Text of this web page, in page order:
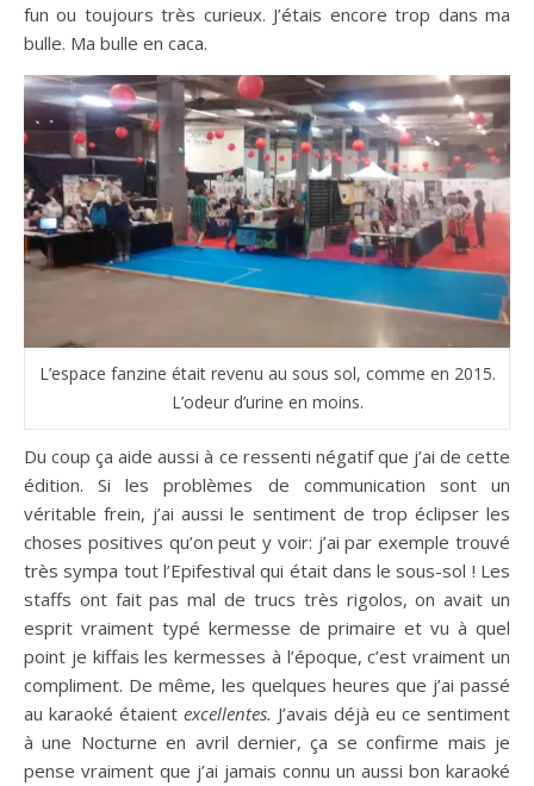
fun ou toujours très curieux. J’étais encore trop dans ma
bulle. Ma bulle en caca.
L’espace fanzine était revenu au sous sol, comme en 2015.
L’odeur d’urine en moins.
Du coup ça aide aussi à ce ressenti négatif que j’ai de cette
édition. Si les problèmes de communication sont un
véritable frein, j’ai aussi le sentiment de trop éclipser les
choses positives qu’on peut y voir: j’ai par exemple trouvé
très sympa tout l’Epifestival qui était dans le sous-sol ! Les
staffs ont fait pas mal de trucs très rigolos, on avait un
esprit vraiment typé kermesse de primaire et vu à quel
point je kiffais les kermesses à l’époque, c’est vraiment un
compliment. De même, les quelques heures que j’ai passé
au karaoké étaient excellentes. J’avais déjà eu ce sentiment
à une Nocturne en avril dernier, ça se confirme mais je
pense vraiment que j’ai jamais connu un aussi bon karaoké